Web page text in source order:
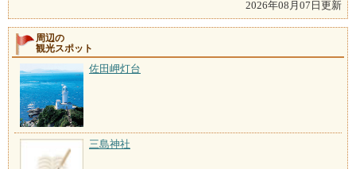
2026年08月07日更新
周辺の
観光スポット
佐田岬灯台
三島神社